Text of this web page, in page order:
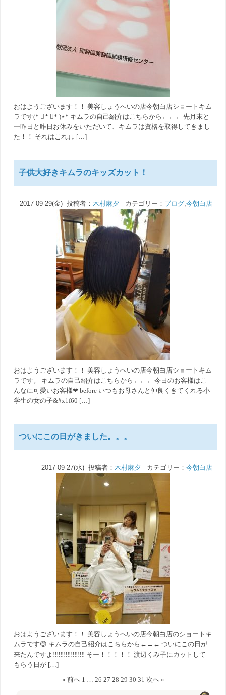
おはようございます！！ 美容しょうへいの店今朝白店ショートキム
ラです(* ॑꒳ ॑* )⋆* キムラの自己紹介はこちらから←←← 先月末と
一昨日と昨日お休みをいただいて、キムラは資格を取得してきまし
た！！ それはこれ↓↓ […]
子供大好きキムラのキッズカット！
2017-09-29(金) 投稿者： 木村麻夕カテゴリー： ブログ,今朝白店
おはようございます！！ 美容しょうへいの店今朝白店ショートキム
ラです。 キムラの自己紹介はこちらから←←← 今日のお客様はこ
んなに可愛いお客様❤ before いつもお母さんと仲良くきてくれる小
学生の女の子&#x1f60 […]
ついにこの日がきました。。。
2017-09-27(水) 投稿者： 木村麻夕カテゴリー： 今朝白店
おはようございます！！ 美容しょうへいの店今朝白店のショートキ
ムラです😊 キムラの自己紹介はこちらから←←← ついにこの日が
来たんですよ‼‼‼‼‼‼‼‼‼ そー！！！！！ 渡辺くみ子にカットして
もらう日が […]
« 前へ 1 … 26 27 28 29 30 31 次へ »